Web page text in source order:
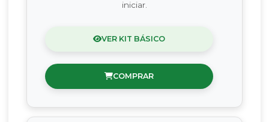
iniciar.
VER KIT BÁSICO
COMPRAR